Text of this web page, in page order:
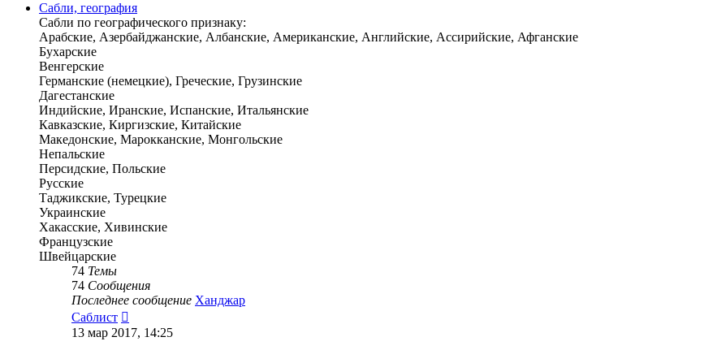
Сабли, география
Сабли по географического признаку:
Арабские, Азербайджанские, Албанские, Американские, Английские, Ассирийские, Афганские
Бухарские
Венгерские
Германские (немецкие), Греческие, Грузинские
Дагестанские
Индийские, Иранские, Испанские, Итальянские
Кавказские, Киргизские, Китайские
Македонские, Марокканские, Монгольские
Непальские
Персидские, Польские
Русские
Таджикские, Турецкие
Украинские
Хакасские, Хивинские
Французские
Швейцарские
74 Темы
74 Сообщения
Последнее сообщение Ханджар
Саблист
к
13 мар 2017, 14:25